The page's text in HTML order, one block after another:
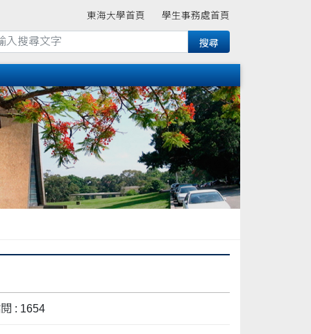
東海大學首頁 學生事務處首頁
: 1654